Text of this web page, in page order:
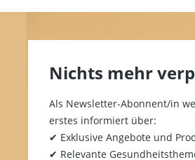
Nichts mehr
Als Newsletter-Abonnent/in
erstes informiert über:
✔ Exklusive Angebote und
✔ Relevante